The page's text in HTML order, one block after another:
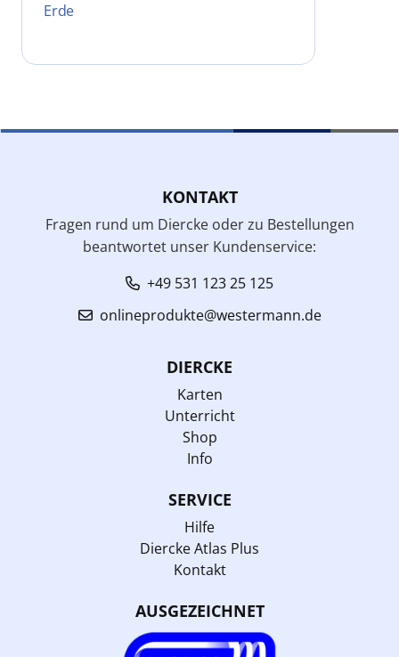
Erde
KONTAKT
Fragen rund um Diercke oder zu Bestellungen
beantwortet unser Kundenservice:
+49 531 123 25 125
onlineprodukte@westermann.de
DIERCKE
Karten
Unterricht
Shop
Info
SERVICE
Hilfe
Diercke Atlas Plus
Kontakt
AUSGEZEICHNET